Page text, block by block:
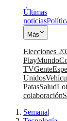
Últimas
noticias
Más
Elecciones
PlayMundo
TVGente
Unidos
PatasSalud
colaboración
Semana|